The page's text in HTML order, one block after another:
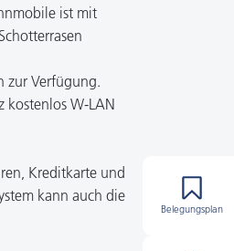
Belegungsplan
ist mit
zur Verfügung.
W-LAN
Kreditkarte und
kann auch die